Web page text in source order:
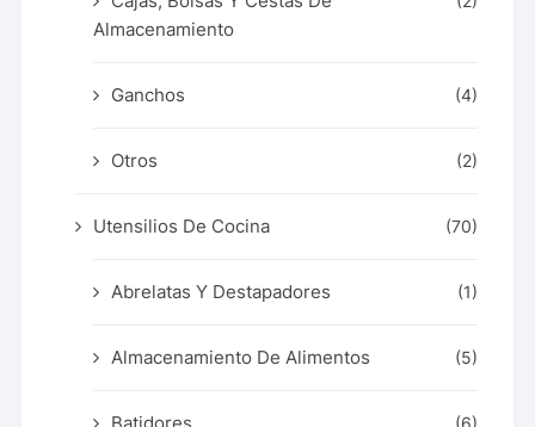
Almacenamiento
Ganchos (4)
Otros (2)
Utensilios De Cocina (70)
Abrelatas Y Destapadores (1)
Almacenamiento De Alimentos (5)